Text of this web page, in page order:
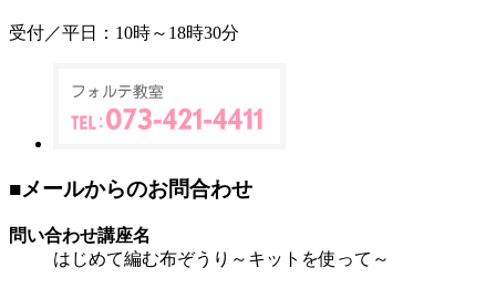
受付／平日：10時～18時30分
■メールからのお問合わせ
問い合わせ講座名
はじめて編む布ぞうり～キットを使って～